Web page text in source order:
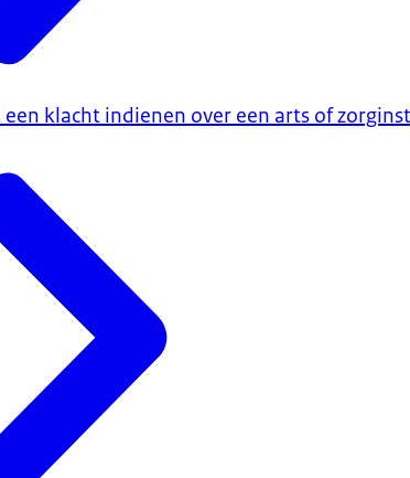
een klacht indienen over een arts of